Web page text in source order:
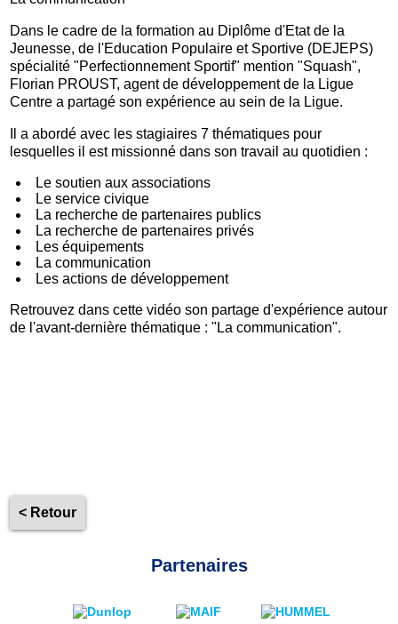
Dans le cadre de la formation au Diplôme d'Etat de la
Jeunesse, de l'Education Populaire et Sportive (DEJEPS)
spécialité "Perfectionnement Sportif" mention "Squash",
Florian PROUST, agent de développement de la Ligue
Centre a partagé son expérience au sein de la Ligue.
Il a abordé avec les stagiaires 7 thématiques pour
lesquelles il est missionné dans son travail au quotidien :
Le soutien aux associations
Le service civique
La recherche de partenaires publics
La recherche de partenaires privés
Les équipements
La communication
Les actions de développement
Retrouvez dans cette vidéo son partage d'expérience autour
de l'avant-dernière thématique : "La communication".
< Retour
Partenaires